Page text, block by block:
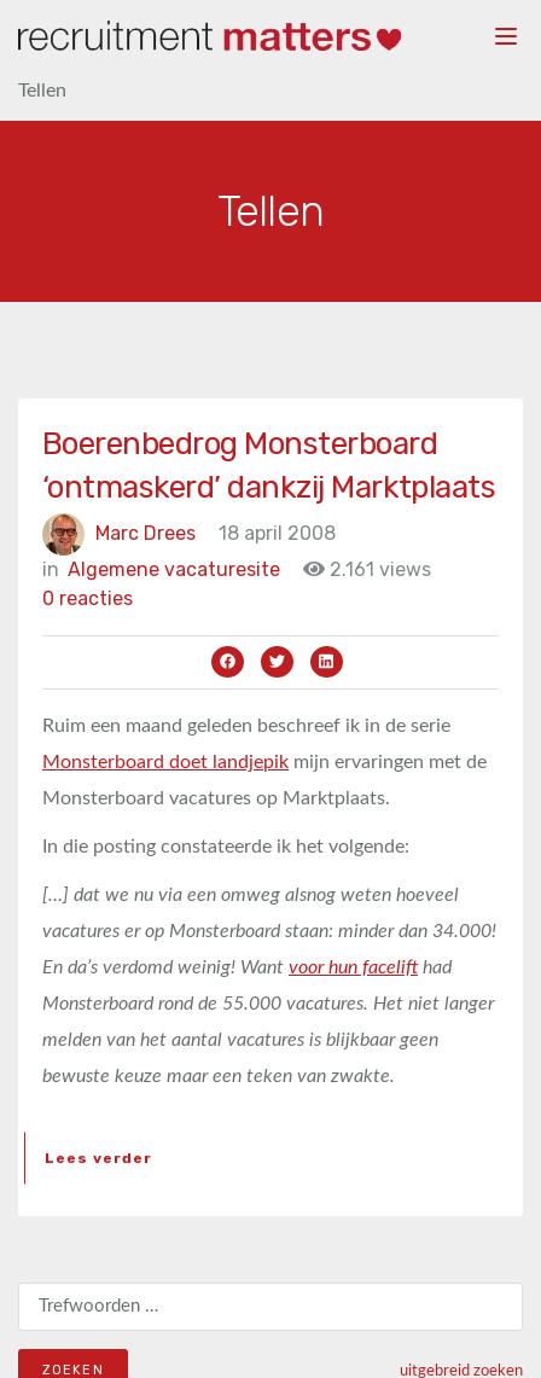
Tellen
Tellen
Boerenbedrog Monsterboard
‘ontmaskerd’ dankzij Marktplaats
Marc Drees
18 april 2008
in Algemene vacaturesite
2.161 views
0 reacties
Ruim een maand geleden beschreef ik in de serie
Monsterboard doet landjepik mijn ervaringen met de
Monsterboard vacatures op Marktplaats.
In die posting constateerde ik het volgende:
[…] dat we nu via een omweg alsnog weten hoeveel
vacatures er op Monsterboard staan: minder dan 34.000!
En da’s verdomd weinig! Want voor hun facelifthad
Monsterboard rond de 55.000 vacatures. Het niet langer
melden van het aantal vacatures is blijkbaar geen
bewuste keuze maar een teken van zwakte.
Lees verder
Zoeken naar:
uitgebreid zoeken